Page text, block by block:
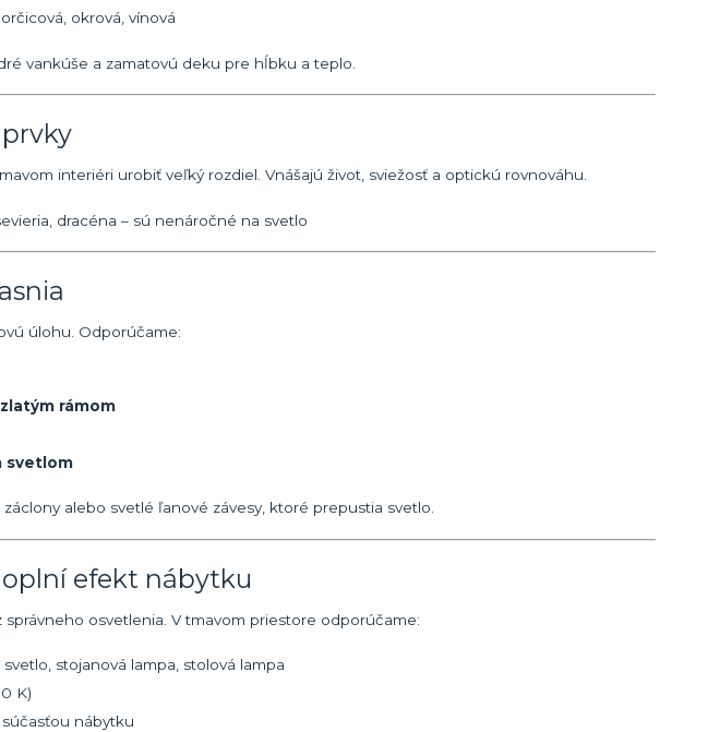
okrová, vínová
vankúše a zamatovú deku pre hĺbku a teplo.
interiéri urobiť veľký rozdiel. Vnášajú život, sviežosť a optickú rovnováhu.
dracéna – sú nenáročné na svetlo
úlohu. Odporúčame:
rámom
svetlom
alebo svetlé ľanové závesy, ktoré prepustia svetlo.
efekt nábytku
osvetlenia. V tmavom priestore odporúčame:
stojanová lampa, stolová lampa
K)
súčasťou nábytku